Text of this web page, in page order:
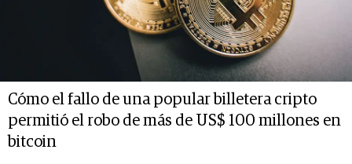
Cómo el fallo de una popular billetera cripto
permitió el robo de más de US$ 100 millones en
bitcoin